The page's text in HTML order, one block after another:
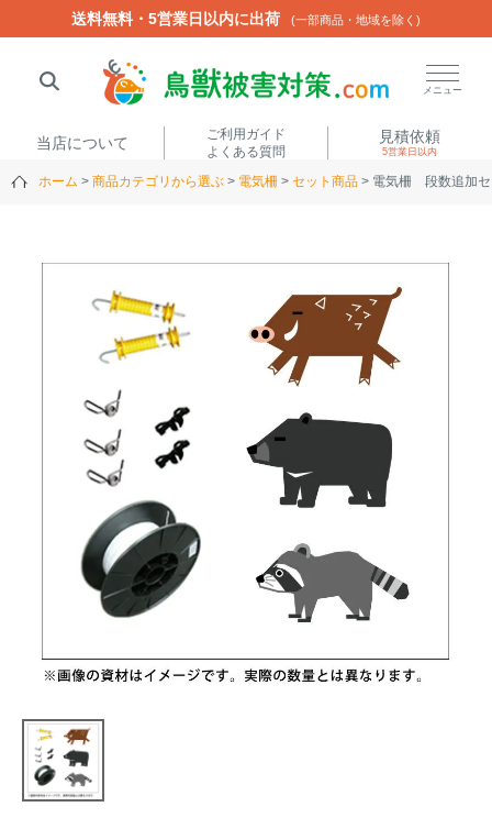
送料無料・5営業日以内に出荷 (一部商品・地域を除く)
メニュー
当店について
ご利用ガイド
よくある質問
見積依頼
5営業日以内
ホーム 商品カテゴリから選ぶ 電気柵 セット商品 電気柵 段数追加セ
送料無料・5営業日以内に出荷 (一部商品・地域を除く)
閉じる
アニマルセンサー
商品カテゴリから選ぶ
電気柵
トレイルカメラ（セン
サーカメラ）
屋外防犯・監視カメ
（SDカード録画）
知・遠隔監視）
金網柵
ュ柵等）
箱わな
（アライグマ・ハ
クビシン・ネズミ等）
くくり罠
（イノシシ・
シカ等）
苗木食害防止材